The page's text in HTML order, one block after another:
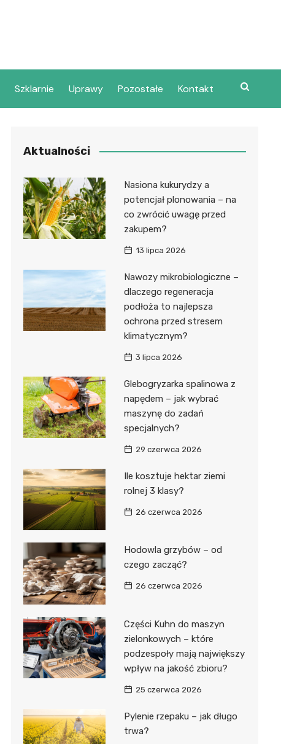
Szklarnie Uprawy Pozostałe Kontakt
Aktualności
Nasiona kukurydzy a
potencjał plonowania – na
co zwrócić uwagę przed
zakupem?
13 lipca 2026
Nawozy mikrobiologiczne –
dlaczego regeneracja
podłoża to najlepsza
ochrona przed stresem
klimatycznym?
3 lipca 2026
Glebogryzarka spalinowa z
napędem – jak wybrać
maszynę do zadań
specjalnych?
29 czerwca 2026
Ile kosztuje hektar ziemi
rolnej 3 klasy?
26 czerwca 2026
Hodowla grzybów – od
czego zacząć?
26 czerwca 2026
Części Kuhn do maszyn
zielonkowych – które
podzespoły mają największy
wpływ na jakość zbioru?
25 czerwca 2026
Pylenie rzepaku – jak długo
trwa?